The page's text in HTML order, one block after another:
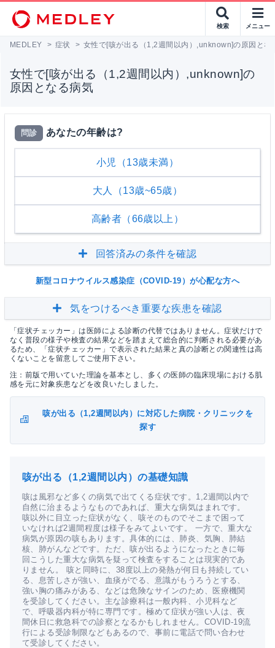
検索 メニュー
MEDLEY > 症状 > 女性で[咳が出る（1,2週間以内）,unknown]の原因とな
女性で[咳が出る（1,2週間以内）,unknown]の
原因となる病気
問診 あなたの年齢は?
小児（13歳未満）
大人（13歳~65歳）
高齢者（66歳以上）
回答済みの条件を確認
新型コロナウイルス感染症（COVID-19）が心配な方へ
気をつけるべき重要な疾患を確認
「症状チェッカー」は医師による診断の代替ではありません。症状だけで
なく普段の様子や検査の結果などを踏まえて総合的に判断される必要があ
るため、「症状チェッカー」で表示された結果と真の診断との関連性は高
くないことを留意してご使用下さい。
注：前版で用いていた理論を基本とし、多くの医師の臨床現場における肌
感を元に対象疾患などを改良いたしました。
咳が出る（1,2週間以内）に対応した病院・クリニックを
探す
咳が出る（1,2週間以内）の基礎知識
咳は風邪など多くの病気で出てくる症状です。1,2週間以内で
自然に治まるようなものであれば、重大な病気はまれです。
咳以外に目立った症状がなく、咳そのものでそこまで困って
いなければ2週間程度は様子をみてよいです。 一方で、重大な
病気が原因の咳もあります。具体的には、肺炎、気胸、肺結
核、肺がんなどです。ただ、咳が出るようになったときに毎
回こうした重大な病気を疑って検査をすることは現実的であ
りません。 咳と同時に、38度以上の発熱が何日も持続してい
る、息苦しさが強い、血痰がでる、意識がもうろうとする、
強い胸の痛みがある、などは危険なサインのため、医療機関
を受診してください。主な診療科は一般内科、小児科など
で、呼吸器内科が特に専門です。極めて症状が強い人は、夜
間休日に救急科での診察となるかもしれません。COVID-19流
行による受診制限などもあるので、事前に電話で問い合わせ
て受診してください。